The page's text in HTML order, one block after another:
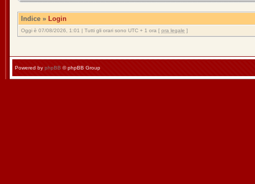
Indice » Login
Oggi è 07/08/2026, 1:01 | Tutti gli orari sono UTC + 1 ora [ ora legale ]
Powered by phpBB © phpBB Group